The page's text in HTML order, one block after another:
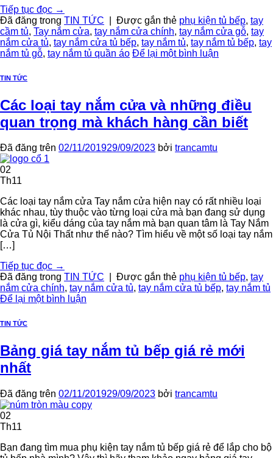
Tiếp tục đọc →
Đã đăng trong TIN TỨC Được gắn thẻ phụ kiện tủ bếp, tay
cầm tủ, Tay nắm cửa, tay nắm cửa chính, tay nắm cửa gỗ, tay
nắm cửa tủ, tay nắm cửa tủ bếp, tay nắm tủ, tay nắm tủ bếp, tay
nắm tủ gỗ, tay nắm tủ quần áo Để lại một bình luận
TIN TỨC
Các loại tay nắm cửa và những điều
quan trọng mà khách hàng cần biết
Đã đăng trên 02/11/201929/09/2023 bởi trancamtu
02
Th11
Các loại tay nắm cửa Tay nắm cửa hiện nay có rất nhiều loại
khác nhau, tùy thuộc vào từng loại cửa mà bạn đang sử dụng
là cửa gì, kiểu dáng của tay nắm mà bạn quan tâm là Tay Nắm
Cửa Tủ Nội Thất như thế nào? Tìm hiểu về một số loại tay nắm
[…]
Tiếp tục đọc →
Đã đăng trong TIN TỨC Được gắn thẻ phụ kiện tủ bếp, tay
nắm cửa chính, tay nắm cửa tủ, tay nắm cửa tủ bếp, tay nắm tủ
Để lại một bình luận
TIN TỨC
Bảng giá tay nắm tủ bếp giá rẻ mới
nhất
Đã đăng trên 02/11/201929/09/2023 bởi trancamtu
02
Th11
Bạn đang tìm mua phụ kiện tay nắm tủ bếp giá rẻ để lắp cho bộ